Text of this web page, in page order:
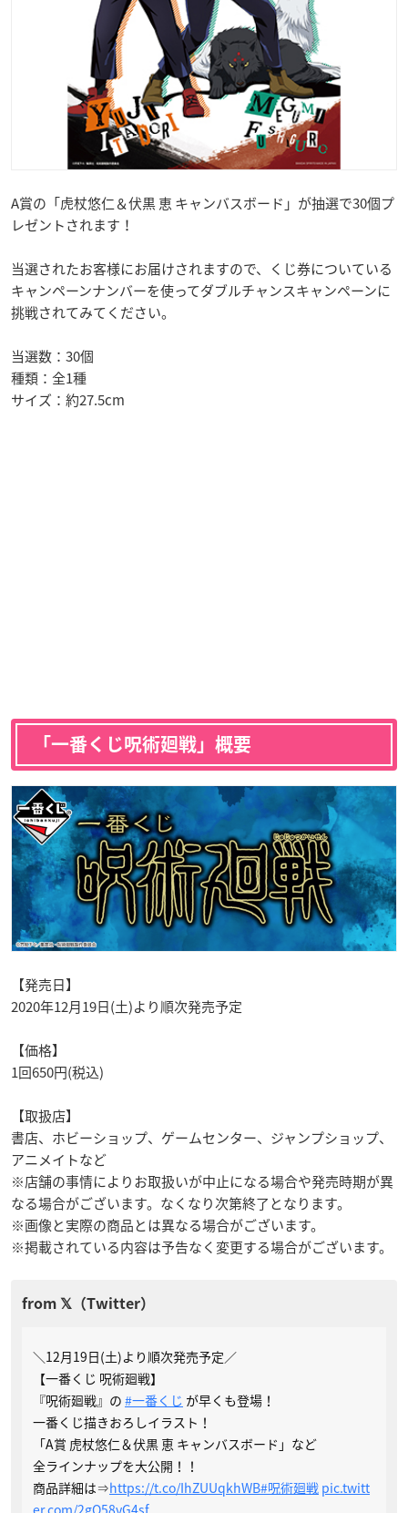
A賞の「虎杖悠仁＆伏黒 恵 キャンバスボード」が抽選で30個プ
レゼントされます！
当選されたお客様にお届けされますので、くじ券についている
キャンペーンナンバーを使ってダブルチャンスキャンペーンに
挑戦されてみてください。
当選数：30個
種類：全1種
サイズ：約27.5cm
「一番くじ呪術廻戦」概要
【発売日】
2020年12月19日(土)より順次発売予定
【価格】
1回650円(税込)
【取扱店】
書店、ホビーショップ、ゲームセンター、ジャンプショップ、
アニメイトなど
※店舗の事情によりお取扱いが中止になる場合や発売時期が異
なる場合がございます。なくなり次第終了となります。
※画像と実際の商品とは異なる場合がございます。
※掲載されている内容は予告なく変更する場合がございます。
＼12月19日(土)より順次発売予定／
【一番くじ 呪術廻戦】
『呪術廻戦』の #一番くじ が早くも登場！
一番くじ描きおろしイラスト！
「A賞 虎杖悠仁＆伏黒 恵 キャンバスボード」など
全ラインナップを大公開！！
商品詳細は⇒https://t.co/IhZUUqkhWB#呪術廻戦 pic.twitt
er.com/2gQ58yG4sf